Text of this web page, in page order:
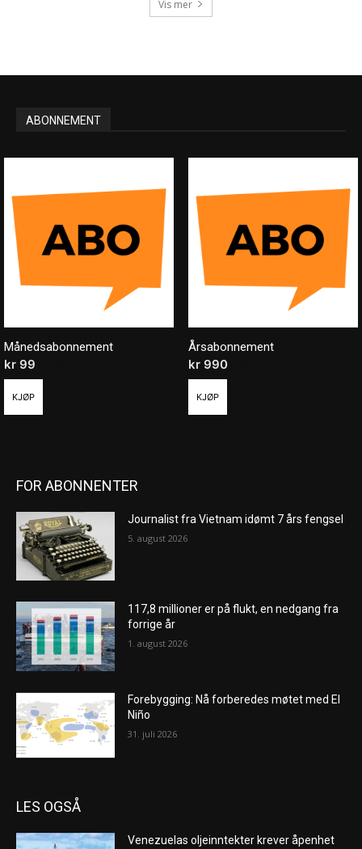
Vis mer
ABONNEMENT
Månedsabonnement
kr 99
KJØP
Årsabonnement
kr990
KJØP
FOR ABONNENTER
Journalist fra Vietnam idømt 7 års fengsel
5. august 2026
117,8 millioner er på flukt, en nedgang fra
forrige år
1. august 2026
Forebygging: Nå forberedes møtet med El
Niño
31. juli 2026
LES OGSÅ
Venezuelas oljeinntekter krever åpenhet